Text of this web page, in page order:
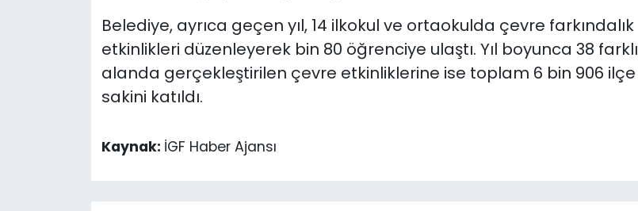
Belediye, ayrıca geçen yıl, 14 ilkokul ve ortaokulda çevre farkındalık
etkinlikleri düzenleyerek bin 80 öğrenciye ulaştı. Yıl boyunca 38 farklı
alanda gerçekleştirilen çevre etkinliklerine ise toplam 6 bin 906 ilçe
sakini katıldı.
Kaynak: İGF Haber Ajansı